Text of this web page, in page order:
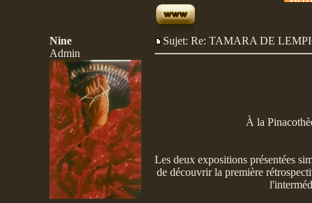
Nine
Admin
Sujet: Re: TAMARA DE
À la
Les deux expositions présentées
de découvrir la première